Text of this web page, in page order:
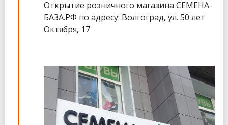
Открытие розничного магазина СЕМЕНА-
БАЗА.РФ по адресу: Волгоград, ул. 50 лет
Октября, 17